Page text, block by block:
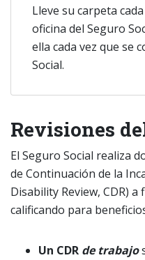
Lleve su carpeta
oficina del Seguro
ella cada vez que se
Social.
Revisiones
El Seguro Social realiza
de Continuación de la
Disability Review, CDR)
calificando para
Un CDR de trabajo